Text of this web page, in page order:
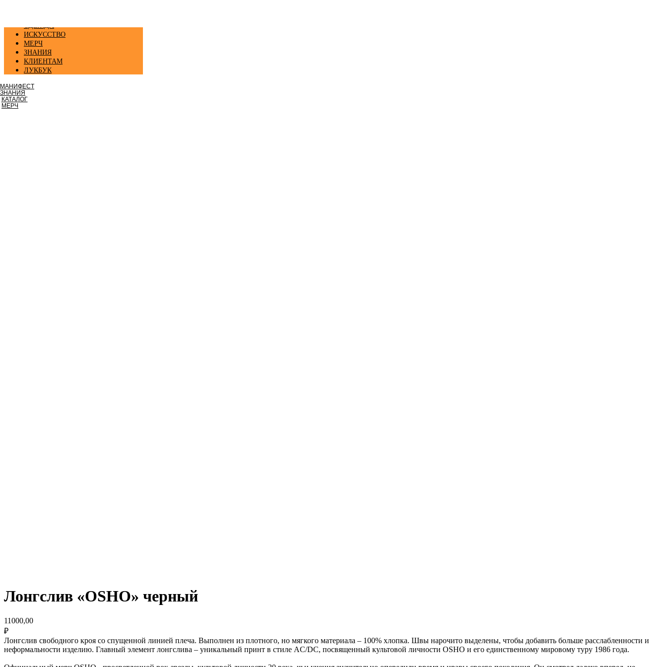
МАНИФЕСТ
ЗНАНИЯ
КАТАЛОГ
МЕРЧ
ОДЕЖДА
ИСКУССТВО
МЕРЧ
ЗНАНИЯ
КЛИЕНТАМ
ЛУКБУК
Лонгслив «OSHO» черный
11000,00
₽
Лонгслив свободного кроя со спущенной линией плеча. Выполнен из плотного, но мягкого материала – 100% хлопка. Швы нарочито выделены, чтобы добавить больше расслабленности и
неформальности изделию. Главный элемент лонгслива – уникальный принт в стиле AC/DC, посвященный культовой личности OSHO и его единственному мировому туру 1986 года.